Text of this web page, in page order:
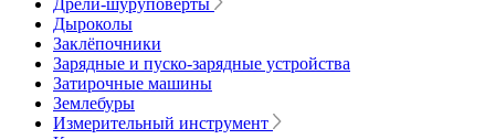
Дрели-шуруповёрты
Дыроколы
Заклёпочники
Зарядные и пуско-зарядные устройства
Затирочные машины
Землебуры
Измерительный инструмент